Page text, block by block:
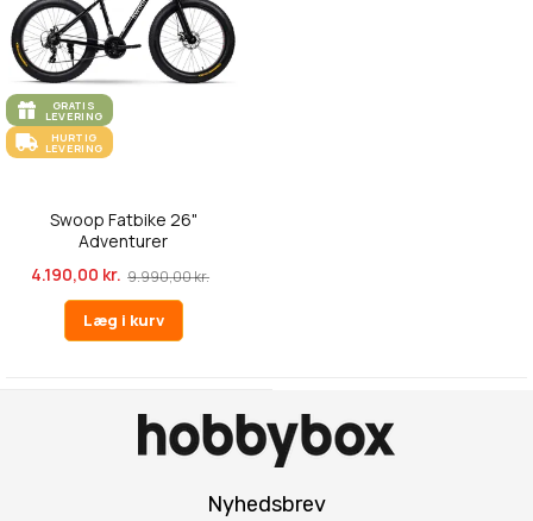
GRATIS
LEVERING
HURTIG
LEVERING
Swoop Fatbike 26"
Adventurer
4.190,00 kr. 9.990,00 kr.
Læg i kurv
Nyhedsbrev